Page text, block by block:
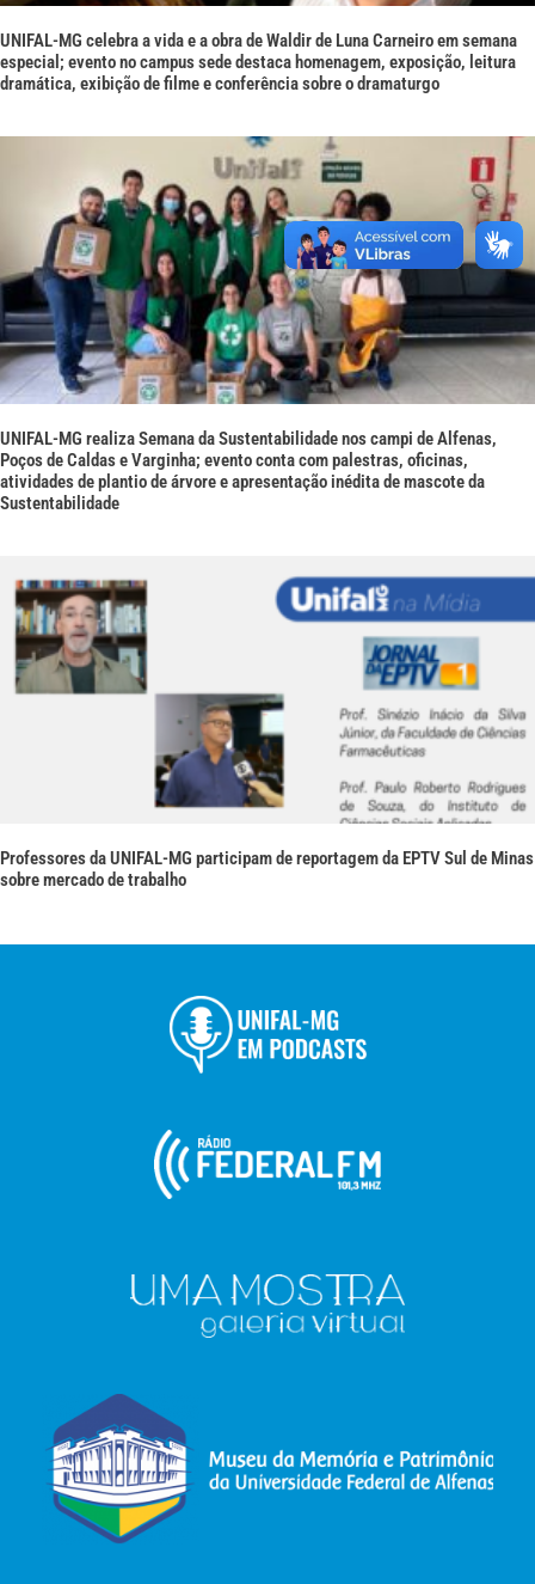
UNIFAL-MG celebra a vida e a obra de Waldir de Luna Carneiro em semana
especial; evento no campus sede destaca homenagem, exposição, leitura
dramática, exibição de filme e conferência sobre o dramaturgo
UNIFAL-MG realiza Semana da Sustentabilidade nos campi de Alfenas,
Poços de Caldas e Varginha; evento conta com palestras, oficinas,
atividades de plantio de árvore e apresentação inédita de mascote da
Sustentabilidade
Professores da UNIFAL-MG participam de reportagem da EPTV Sul de Minas
sobre mercado de trabalho